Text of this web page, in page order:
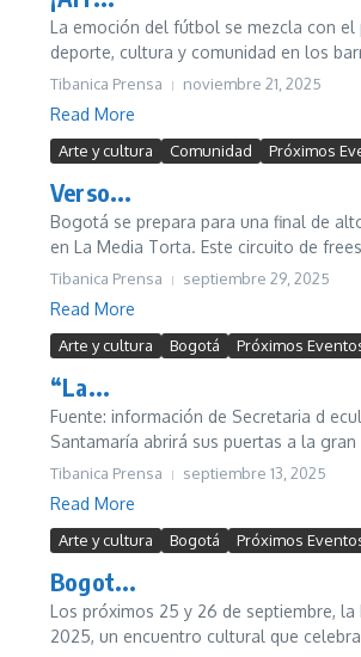
La emoción del fútbol se mezcla con
deporte, cultura y comunidad en los
Tibanica Prensa noviembre 21, 2025
Read More
Arte y cultura Comunidad Próximos
Verso...
Bogotá se prepara para una final de
en La Media Torta. Este circuito de
Tibanica Prensa septiembre 29, 2025
Read More
Arte y cultura Bogotá Próximos
“La...
Fuente: información de Secretaria d
Santamaría abrirá sus puertas a la
Tibanica Prensa septiembre 13, 2025
Read More
Arte y cultura Bogotá Próximos
Bogot...
Los próximos 25 y 26 de septiembre,
2025, un encuentro cultural que